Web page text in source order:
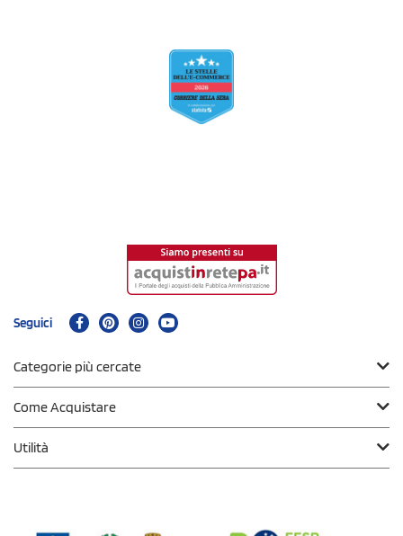
Seguici
Categorie più cercate
Come Acquistare
Utilità